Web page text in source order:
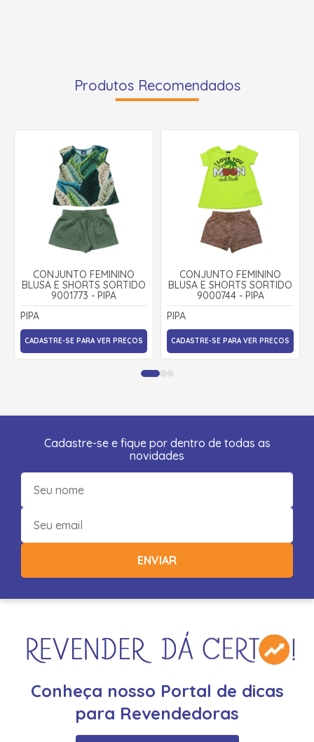
Produtos Recomendados
CONJUNTO FEMININO
BLUSA E SHORTS SORTIDO
9001773 - PIPA
PIPA
CADASTRE-SE PARA VER PREÇOS
CONJUNTO FEMININO
BLUSA E SHORTS SORTIDO
9000744 - PIPA
PIPA
CADASTRE-SE PARA VER PREÇOS
Cadastre-se e fique por dentro de todas as
novidades
ENVIAR
Conheça nosso Portal de dicas
para Revendedoras